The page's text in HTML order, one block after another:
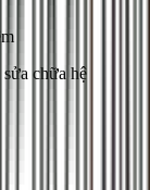
chữa hệ